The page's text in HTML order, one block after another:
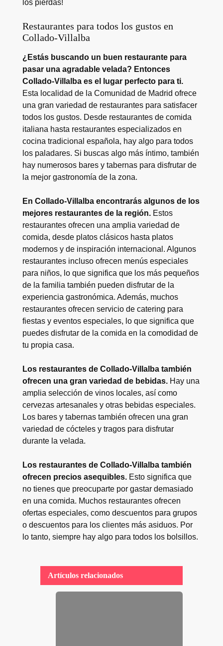
los pierdas!
Restaurantes para todos los gustos en
Collado-Villalba
¿Estás buscando un buen restaurante para
pasar una agradable velada? Entonces
Collado-Villalba es el lugar perfecto para ti.
Esta localidad de la Comunidad de Madrid ofrece
una gran variedad de restaurantes para satisfacer
todos los gustos. Desde restaurantes de comida
italiana hasta restaurantes especializados en
cocina tradicional española, hay algo para todos
los paladares. Si buscas algo más íntimo, también
hay numerosos bares y tabernas para disfrutar de
la mejor gastronomía de la zona.
En Collado-Villalba encontrarás algunos de los
mejores restaurantes de la región.Estos
restaurantes ofrecen una amplia variedad de
comida, desde platos clásicos hasta platos
modernos y de inspiración internacional. Algunos
restaurantes incluso ofrecen menús especiales
para niños, lo que significa que los más pequeños
de la familia también pueden disfrutar de la
experiencia gastronómica. Además, muchos
restaurantes ofrecen servicio de catering para
fiestas y eventos especiales, lo que significa que
puedes disfrutar de la comida en la comodidad de
tu propia casa.
Los restaurantes de Collado-Villalba también
ofrecen una gran variedad de bebidas.Hay una
amplia selección de vinos locales, así como
cervezas artesanales y otras bebidas especiales.
Los bares y tabernas también ofrecen una gran
variedad de cócteles y tragos para disfrutar
durante la velada.
Los restaurantes de Collado-Villalba también
ofrecen precios asequibles.Esto significa que
no tienes que preocuparte por gastar demasiado
en una comida. Muchos restaurantes ofrecen
ofertas especiales, como descuentos para grupos
o descuentos para los clientes más asiduos. Por
lo tanto, siempre hay algo para todos los bolsillos.
Artículos relacionados